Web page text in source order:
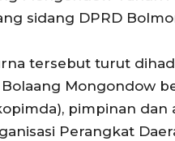
sidang DPRD
tersebut turut
Mongondow
pimpinan dan
Perangkat